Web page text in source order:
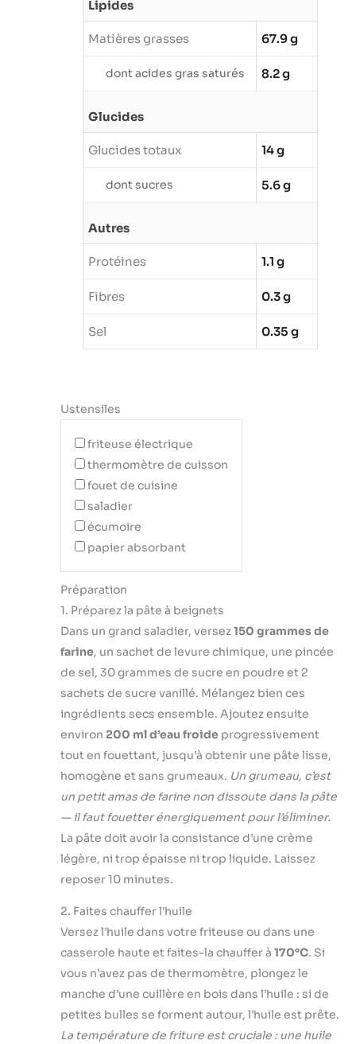
Lipides
Matières grasses 67.9 g
dont acides gras saturés 8.2 g
Glucides
Glucides totaux 14 g
dont sucres 5.6 g
Autres
Protéines 1.1 g
Fibres 0.3 g
Sel 0.35 g
Ustensiles
friteuse électrique
thermomètre de cuisson
fouet de cuisine
saladier
écumoire
papier absorbant
Préparation
1. Préparez la pâte à beignets
Dans un grand saladier, versez150 grammes de
farine, un sachet de levure chimique, une pincée
de sel, 30 grammes de sucre en poudre et 2
sachets de sucre vanillé. Mélangez bien ces
ingrédients secs ensemble. Ajoutez ensuite
environ 200 ml d’eau froide progressivement
tout en fouettant, jusqu’à obtenir une pâte lisse,
homogène et sans grumeaux. Un grumeau, c’est
un petit amas de farine non dissoute dans la pâte
— il faut fouetter énergiquement pour l’éliminer.
La pâte doit avoir la consistance d’une crème
légère, ni trop épaisse ni trop liquide. Laissez
reposer 10 minutes.
2. Faites chauffer l’huile
Versez l’huile dans votre friteuse ou dans une
casserole haute et faites-la chauffer à 170°C. Si
vous n’avez pas de thermomètre, plongez le
manche d’une cuillère en bois dans l’huile : si de
petites bulles se forment autour, l’huile est prête.
La température de friture est cruciale : une huile